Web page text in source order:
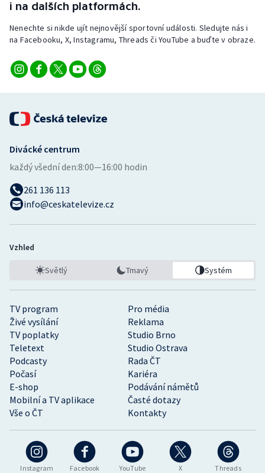
Veslování
Vodní slalom
Volejbal
Ostatní
i na dalších platformách.
Nenechte si nikde ujít nejnovější sportovní události. Sledujte nás i
na Facebooku, X, Instagramu, Threads či YouTube a buďte v obraze.
Instagram Facebook YouTube X Threads
TV program
Pro média
Živé vysílání
Reklama
TV poplatky
Studio Brno
Teletext
Studio Ostrava
Podcasty
Rada ČT
Počasí
Kariéra
E-shop
Podávání námětů
Mobilní a TV aplikace
Časté dotazy
Vše o ČT
Kontakty
Divácké centrum
každý všední den:8:00—16:00 hodin
261 136 113
info@ceskatelevize.cz
Vzhled
Světlý Tmavý Systém